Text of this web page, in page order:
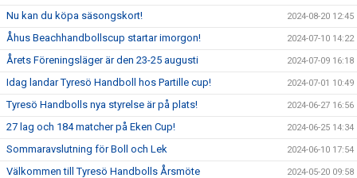
Nu kan du köpa säsongskort! 2024-08-20 12:45
Åhus Beachhandbollscup startar imorgon! 2024-07-10 14:22
Årets Föreningsläger är den 23-25 augusti 2024-07-09 16:18
Idag landar Tyresö Handboll hos Partille cup! 2024-07-01 10:49
Tyresö Handbolls nya styrelse är på plats! 2024-06-27 16:56
27 lag och 184 matcher på Eken Cup! 2024-06-25 14:34
Sommaravslutning för Boll och Lek 2024-06-10 17:54
Välkommen till Tyresö Handbolls Årsmöte 2024-05-20 09:58